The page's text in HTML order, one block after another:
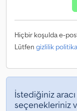
Hiçbir koşulda e-
Lütfen gizlilik
İstediğiniz
seçenekleriniz